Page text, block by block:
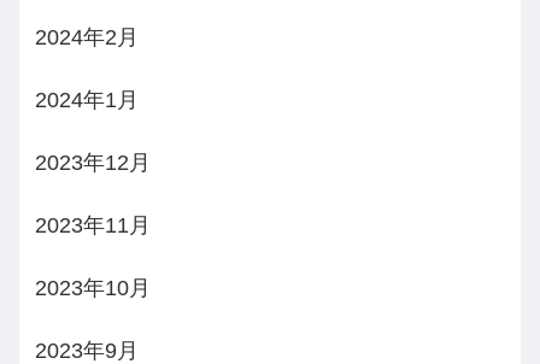
2024年2月
2024年1月
2023年12月
2023年11月
2023年10月
2023年9月